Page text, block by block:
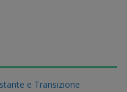
e Transizione